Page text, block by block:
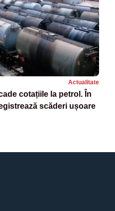
Actualitate
cotațiile la petrol. În
scăderi ușoare